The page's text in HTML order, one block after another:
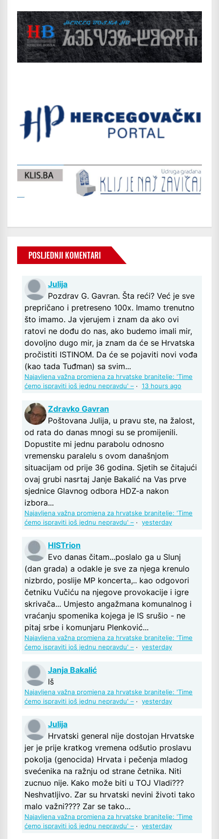
POSLJEDNJI KOMENTARI
Julija
Pozdrav G. Gavran. Šta reći? Već je sve
prepričano i pretreseno 100x. Imamo trenutno
što imamo. Ja vjerujem i znam da ako ovi
ratovi ne dođu do nas, ako budemo imali mir,
dovoljno dugo mir, ja znam da će se Hrvatska
pročistiti ISTINOM. Da će se pojaviti novi vođa
(kao tada Tuđman) sa svim...
Najavljena važna promjena za hrvatske branitelje: 'Time
ćemo ispraviti još jednu nepravdu' – · 13 hours ago
Zdravko Gavran
Poštovana Julija, u pravu ste, na žalost,
od rata do danas mnogi su se promijenili.
Dopustite mi jednu parabolu odnosno
vremensku paralelu s ovom današnjom
situacijam od prije 36 godina. Sjetih se čitajući
ovaj grubi nasrtaj Janje Bakalić na Vas prve
sjednice Glavnog odbora HDZ-a nakon
izbora...
Najavljena važna promjena za hrvatske branitelje: 'Time
ćemo ispraviti još jednu nepravdu' – · yesterday
HISTrion
Evo danas čitam...poslalo ga u Slunj
(dan grada) a odakle je sve za njega krenulo
nizbrdo, poslije MP koncerta,.. kao odgovori
četniku Vučiću na njegove provokacije i igre
skrivača... Umjesto angažmana komunalnog i
vraćanju spomenika kojega je IS srušio - ne
pitaj srbe i komunjaru Plenković...
Najavljena važna promjena za hrvatske branitelje: 'Time
ćemo ispraviti još jednu nepravdu' – · yesterday
Janja Bakalić
Iš
Najavljena važna promjena za hrvatske branitelje: 'Time
ćemo ispraviti još jednu nepravdu' – · yesterday
Julija
Hrvatski general nije dostojan Hrvatske
jer je prije kratkog vremena odšutio proslavu
pokolja (genocida) Hrvata i pečenja mladog
svećenika na ražnju od strane četnika. Niti
zucnuo nije. Kako može biti u TOJ Vladi???
Neshvatljivo. Zar su hrvatski nevini životi tako
malo važni???? Zar se tako...
Najavljena važna promjena za hrvatske branitelje: 'Time
ćemo ispraviti još jednu nepravdu' – · yesterday